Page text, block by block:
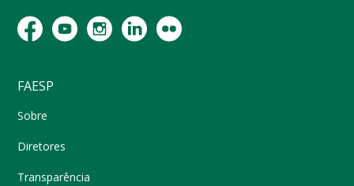
FAESP
Sobre
Diretores
Transparência